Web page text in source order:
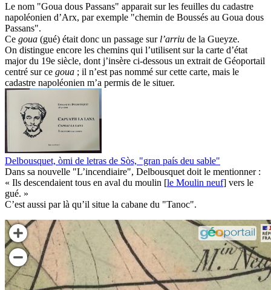
Le nom "Goua dous Passans" apparait sur les feuilles du cadastre
napoléonien d’Arx, par exemple "chemin de Boussés au Goua dous
Passans".
Ce goua (gué) était donc un passage sur l’arriu de la Gueyze.
On distingue encore les chemins qui l’utilisent sur la carte d’état
major du 19e siècle, dont j’insère ci-dessous un extrait de Géoportail
centré sur ce goua ; il n’est pas nommé sur cette carte, mais le
cadastre napoléonien m’a permis de le situer.
Delbousquet, òmi de letras de Sòs, "gran país deu sable"
Dans sa nouvelle "L’incendiaire", Delbousquet doit le mentionner :
« Ils descendaient tous en aval du moulin [le Moulin neuf] vers le
gué. »
C’est aussi par là qu’il situe la cabane du "Tanoc".